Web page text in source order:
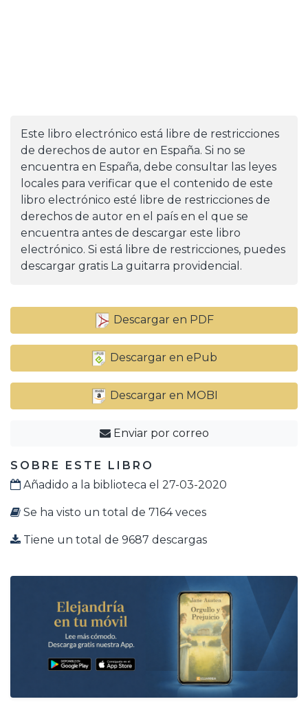
Este libro electrónico está libre de restricciones
de derechos de autor en España. Si no se
encuentra en España, debe consultar las leyes
locales para verificar que el contenido de este
libro electrónico esté libre de restricciones de
derechos de autor en el país en el que se
encuentra antes de descargar este libro
electrónico. Si está libre de restricciones, puedes
descargar gratis La guitarra providencial.
Descargar en PDF
Descargar en ePub
Descargar en MOBI
Enviar por correo
SOBRE ESTE LIBRO
Añadido a la biblioteca el 27-03-2020
Se ha visto un total de 7164 veces
Tiene un total de 9687 descargas